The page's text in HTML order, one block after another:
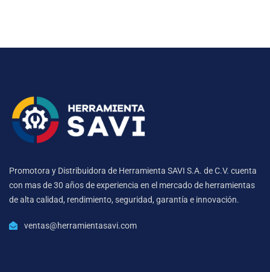
Promotora y Distribuidora de Herramienta SAVI S.A. de C.V. cuenta
con mas de 30 años de experiencia en el mercado de herramientas
de alta calidad, rendimiento, seguridad, garantía e innovación.
ventas@herramientasavi.com